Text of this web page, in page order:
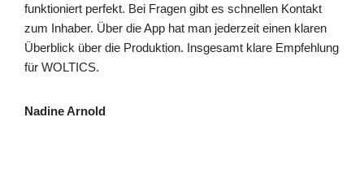
funktioniert perfekt. Bei Fragen gibt es schnellen Kontakt
zum Inhaber. Über die App hat man jederzeit einen klaren
Überblick über die Produktion. Insgesamt klare Empfehlung
für WOLTICS.
Nadine Arnold